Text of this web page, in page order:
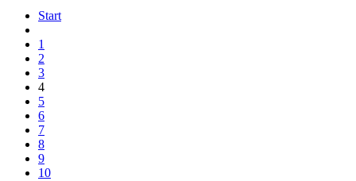
Start
1
2
3
4
5
6
7
8
9
10